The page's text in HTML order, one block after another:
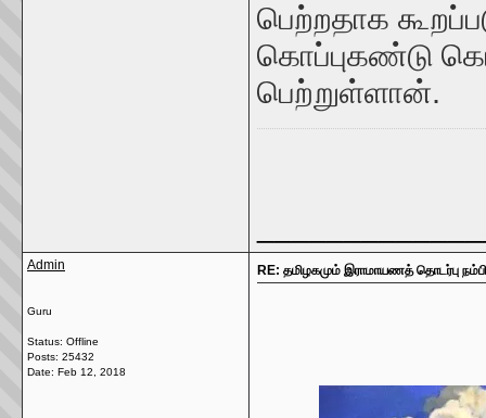
பெற்றதாக
கொப்புகண்டு
பெற்றுள்ளான்.
Admin
Guru
Status: Offline
Posts: 25432
Date: Feb 12, 2018
RE: தமிழகமும் இராமாயணத் தொடர்பு